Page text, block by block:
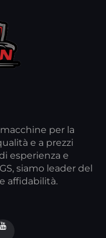
per la
e a prezzi
esperienza e
siamo leader del
affidabilità.